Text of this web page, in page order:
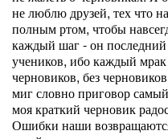
не люблю друзей, тех что
полным ртом, чтобы
каждый шаг - он последний
учеников, ибо каждый
черновиков, без
миг словно приговор
моя краткий черновик
Ошибки наши